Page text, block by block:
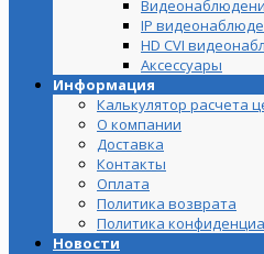
IP
HD CVI
Аксессуары
Информация
Калькулятор расчета
О компании
Доставка
Контакты
Оплата
Политика возврата
Политика
Новости